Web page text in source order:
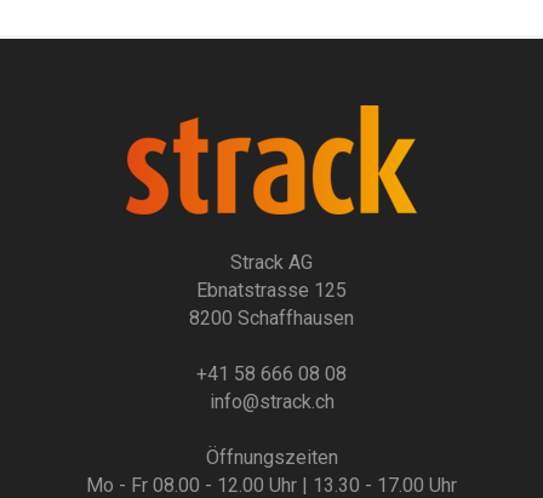
Strack AG
Ebnatstrasse 125
8200 Schaffhausen
+41 58 666 08 08
info@strack.ch
Öffnungszeiten
Mo - Fr 08.00 - 12.00 Uhr | 13.30 - 17.00 Uhr